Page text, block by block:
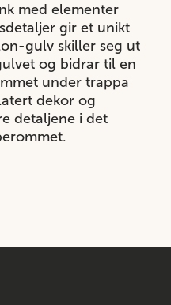
med elementer
gir et unikt
gulv skiller seg ut
og bidrar til en
under trappa
dekor og
detaljene i det